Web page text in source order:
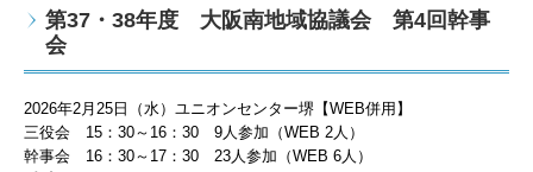
第37・38年度 大阪南地域協議会 第4回幹事
会
2026年2 月25日（水）ユニオンセンター堺【WEB併用】
三役会 15 ：30～ 16 ：30 9 人 参加（WEB 2 人）
幹事会 16 ：30～ 17 ：30 23 人 参加（WEB 6 人）